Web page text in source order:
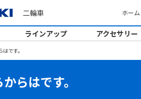
二輪車 ホーム
ラインアップ アクセサリー
はです。
らはです。